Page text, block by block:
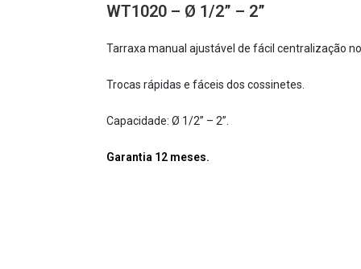
WT1020 – Ø 1/2” – 2”
Tarraxa manual ajustável de fácil centralização
Trocas rápidas e fáceis dos cossinetes.
Capacidade: Ø 1/2” – 2”.
Garantia 12 meses.